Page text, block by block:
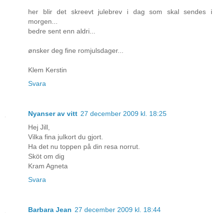
her blir det skreevt julebrev i dag som skal sendes i
morgen...
bedre sent enn aldri...
ønsker deg fine romjulsdager...
Klem Kerstin
Svara
Nyanser av vitt 27 december 2009 kl. 18:25
Hej Jill,
Vilka fina julkort du gjort.
Ha det nu toppen på din resa norrut.
Sköt om dig
Kram Agneta
Svara
Barbara Jean 27 december 2009 kl. 18:44